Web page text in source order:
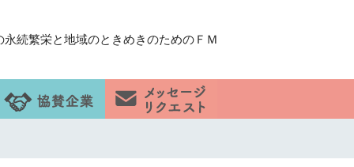
永続繁栄と地域のときめきのためのＦＭ